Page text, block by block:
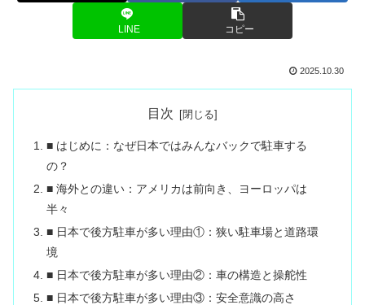
LINE コピー
2025.10.30
目次
■ はじめに：なぜ日本ではみんなバックで駐車する
の？
■ 海外との違い：アメリカは前向き、ヨーロッパは
半々
■ 日本で後方駐車が多い理由①：狭い駐車場と道路環
境
■ 日本で後方駐車が多い理由②：車の構造と操舵性
■ 日本で後方駐車が多い理由③：安全意識の高さ